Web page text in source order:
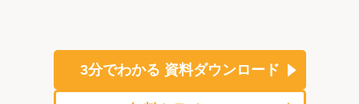
3分でわかる 資料ダウンロード